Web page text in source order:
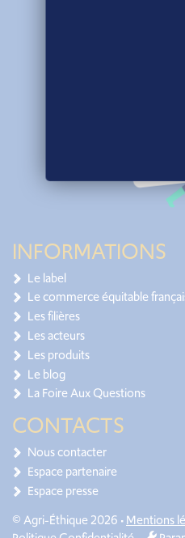
INFORMATIONS
Le label
Le commerce équitable
Les filières
Les acteurs
Les produits
Le blog
La Foire Aux Questions
CONTACTS
Nous contacter
Espace partenaire
Espace presse
© Agri-Éthique 2026 •Mentions